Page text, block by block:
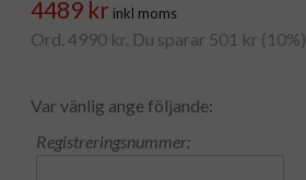
4489 kr inkl moms
Ord. 4990 kr. Du sparar 501 kr (10%)
Var vänlig ange följande:
Registreringsnummer: